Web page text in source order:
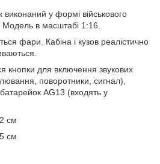
виконаний у формі військового
в масштабі 1:16.
фари. Кабіна і кузов реалістично
кнопки для включення звукових
поворотники, сигнал),
AG13 (входять у
см
см